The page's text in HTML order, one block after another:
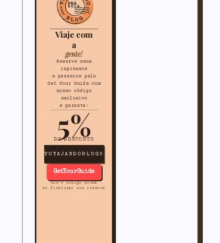
Viaje com
a
gente!
Reserve seus
ingressos
e passeios pelo
Get Your Guide com
nosso código
exclusivo
e garanta:
5%
DE DESCONTO
VOYAJANDOBLOG5
GetYourGuide
use o código acima
ao finalizar sua reserva